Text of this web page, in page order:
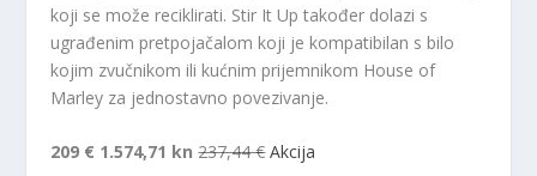
koji se može reciklirati. Stir It Up također dolazi s
ugrađenim pretpojačalom koji je kompatibilan s bilo
kojim zvučnikom ili kućnim prijemnikom House of
Marley za jednostavno povezivanje.
209 € 1.574,71 kn 237,44 € Akcija